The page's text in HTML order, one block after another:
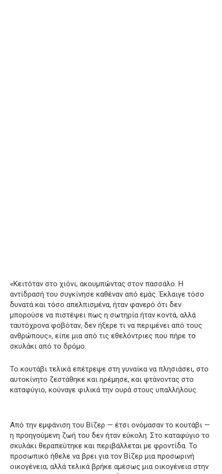
«Κειτόταν στο χιόνι, ακουμπώντας στον πασσάλο. Η
αντίδρασή του συγκίνησε καθέναν από εμάς. Έκλαιγε τόσο
δυνατά και τόσο απελπισμένα, ήταν φανερό ότι δεν
μπορούσε να πιστέψει πως η σωτηρία ήταν κοντά, αλλά
ταυτόχρονα φοβόταν, δεν ήξερε τι να περιμένει από τους
ανθρώπους», είπε μια από τις εθελόντριες που πήρε το
σκυλάκι από το δρόμο.
Το κουτάβι τελικά επέτρεψε στη γυναίκα να πλησιάσει, στο
αυτοκίνητο ζεστάθηκε και ηρέμησε, και φτάνοντας στο
καταφύγιο, κούναγε φιλικά την ουρά στους υπαλλήλους.
Από την εμφάνιση του Βίζερ — έτσι ονόμασαν το κουτάβι —
η προηγούμενη ζωή του δεν ήταν εύκολη. Στο καταφύγιο το
σκυλάκι θεραπεύτηκε και περιβάλλεται με φροντίδα. Το
προσωπικό ήθελε να βρει για τον Βίζερ μια προσωρινή
οικογένεια, αλλά τελικά βρήκε αμέσως μια οικογένεια στην